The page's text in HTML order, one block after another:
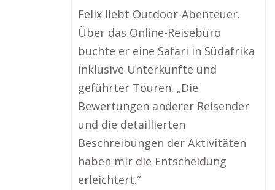
Felix liebt Outdoor-Abenteuer.
Über das Online-Reisebüro
buchte er eine Safari in Südafrika
inklusive Unterkünfte und
geführter Touren. „Die
Bewertungen anderer Reisender
und die detaillierten
Beschreibungen der Aktivitäten
haben mir die Entscheidung
erleichtert.“